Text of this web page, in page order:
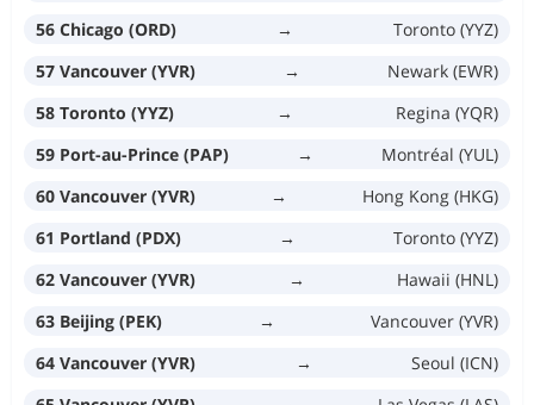
56 Chicago (ORD)
→
Toronto (YYZ)
57 Vancouver (YVR)
→
Newark (EWR)
58 Toronto (YYZ)
→
Regina (YQR)
59 Port-au-Prince (PAP)
→
Montréal (YUL)
60 Vancouver (YVR)
→
Hong Kong (HKG)
61 Portland (PDX)
→
Toronto (YYZ)
62 Vancouver (YVR)
→
Hawaii (HNL)
63 Beijing (PEK)
→
Vancouver (YVR)
64 Vancouver (YVR)
→
Seoul (ICN)